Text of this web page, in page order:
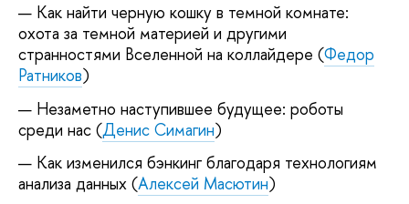
Как найти черную кошку в темной комнате:
охота за темной материей и другими
странностями Вселенной на коллайдере (Федор
Ратников)
Незаметно наступившее будущее: роботы
среди нас (Денис Симагин)
Как изменился бэнкинг благодаря технологиям
анализа данных (Алексей Масютин)